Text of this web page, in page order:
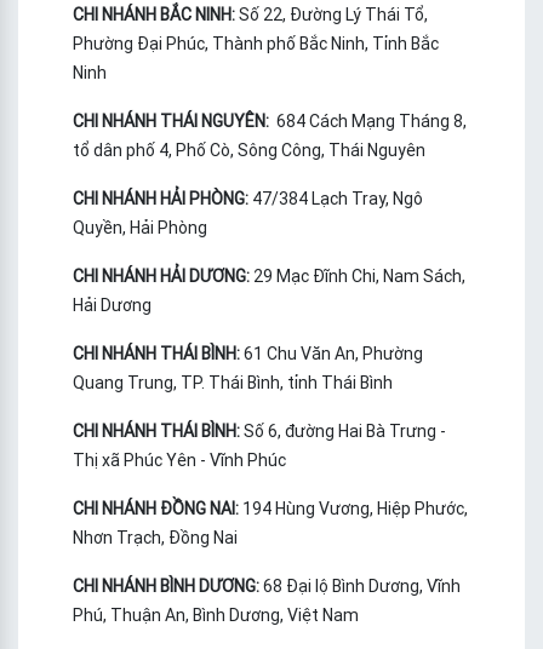
CHI NHÁNH BẮC NINH:Số 22, Đường Lý Thái Tổ,
Phường Đại Phúc, Thành phố Bắc Ninh, Tỉnh Bắc
Ninh
CHI NHÁNH THÁI NGUYÊN: 684 Cách Mạng Tháng 8,
tổ dân phố 4, Phố Cò, Sông Công, Thái Nguyên
CHI NHÁNH HẢI PHÒNG: 47/384 Lạch Tray, Ngô
Quyền, Hải Phòng
CHI NHÁNH HẢI DƯƠNG: 29 Mạc Đĩnh Chi, Nam Sách,
Hải Dương
CHI NHÁNH THÁI BÌNH:61 Chu Văn An, Phường
Quang Trung, TP. Thái Bình, tỉnh Thái Bình
CHI NHÁNH THÁI BÌNH:Số 6, đường Hai Bà Trưng -
Thị xã Phúc Yên - Vĩnh Phúc
CHI NHÁNH ĐỒNG NAI: 194 Hùng Vương, Hiệp Phước,
Nhơn Trạch, Đồng Nai
CHI NHÁNH BÌNH DƯƠNG:68 Đại lộ Bình Dương, Vĩnh
Phú, Thuận An, Bình Dương, Việt Nam